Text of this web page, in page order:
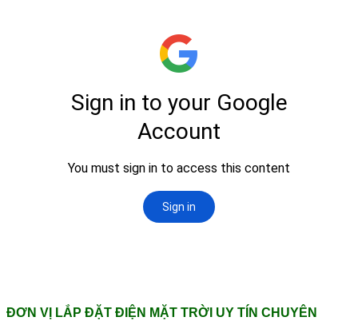
ĐƠN VỊ LẮP ĐẶT ĐIỆN MẶT TRỜI UY TÍN CHUYÊN